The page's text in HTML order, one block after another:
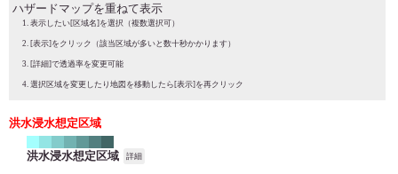
ハザードマップを重ねて表示
表示したい[区域名]を選択（複数選択可）
[表示]をクリック（該当区域が多いと数十秒かかります）
[詳細]で透過率を変更可能
選択区域を変更したり地図を移動したら[表示]を再クリック
洪水浸水想定区域
洪水浸水想定区域 詳細